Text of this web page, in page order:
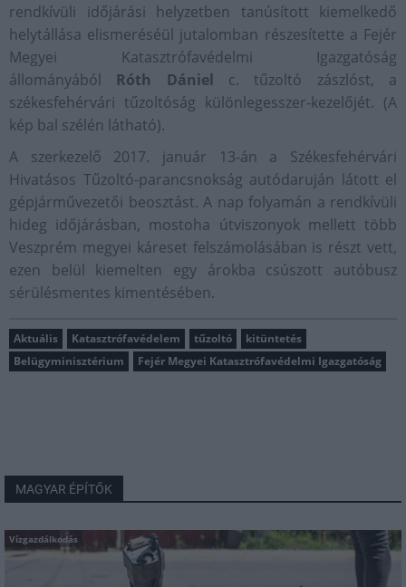
rendkívüli időjárási helyzetben tanúsított kiemelkedő
helytállása elismeréséül jutalomban részesítette a Fejér
Megyei Katasztrófavédelmi Igazgatóság
állományából Róth Dániel c. tűzoltó zászlóst, a
székesfehérvári tűzoltóság különlegesszer-kezelőjét. (A
kép bal szélén látható).
A szerkezelő 2017. január 13-án a Székesfehérvári
Hivatásos Tűzoltó-parancsnokság autódaruján látott el
gépjárművezetői beosztást. A nap folyamán a rendkívüli
hideg időjárásban, mostoha útviszonyok mellett több
Veszprém megyei káreset felszámolásában is részt vett,
ezen belül kiemelten egy árokba csúszott autóbusz
sérülésmentes kimentésében.
Aktuális Katasztrófavédelem tűzoltó
kitüntetés
Belügyminisztérium
Fejér Megyei Katasztrófavédelmi Igazgatóság
MAGYAR ÉPÍTŐK
Vízgazdálkodás